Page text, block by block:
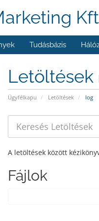
Tudásbázis
Letöltések
Ügyfélkapu Letöltések log
A letöltések között
Fájlok